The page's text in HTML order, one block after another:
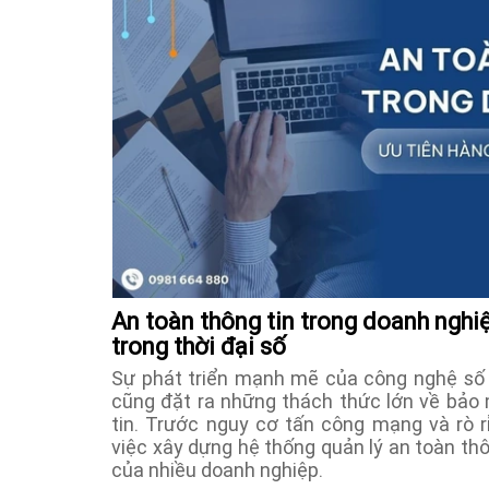
An toàn thông tin trong doanh
trong thời đại số
Sự phát triển mạnh mẽ của công nghệ
cũng đặt ra những thách thức lớn về bảo
tin. Trước nguy cơ tấn công mạng và rò
việc xây dựng hệ thống quản lý an toàn
của nhiều doanh nghiệp.